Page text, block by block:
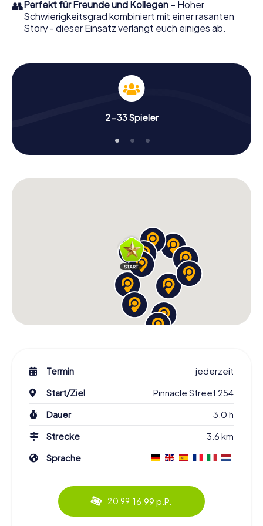
👥Perfekt für Freunde und Kollegen – Hoher
Schwierigkeitsgrad kombiniert mit einer rasanten
Story - dieser Einsatz verlangt euch einiges ab.
2-33 Spieler
Termin
jederzeit
Start/Ziel
Pinnacle Street 254
Dauer
3.0 h
Strecke
3.6 km
Sprache
20.99 16.99 p.P.